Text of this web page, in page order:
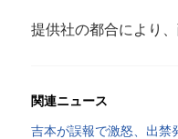
提供社の都合により、
関連ニュース
吉本が誤報で激怒、出禁